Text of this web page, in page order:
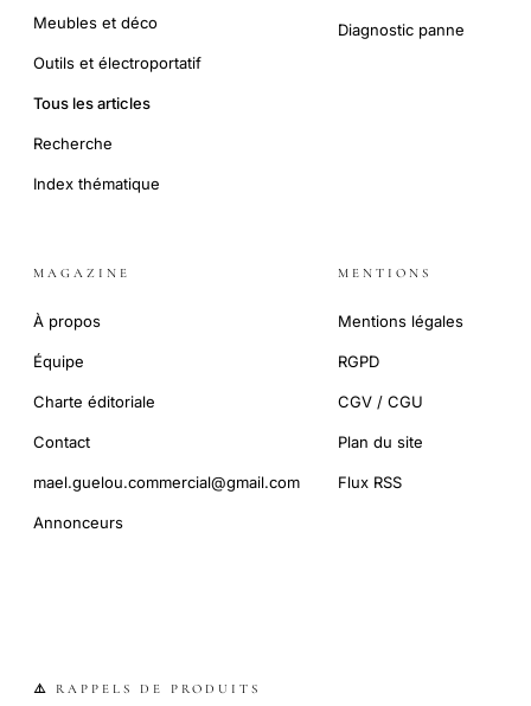
Meubles et déco
Outils et électroportatif
Tous les articles
Recherche
Index thématique
Diagnostic panne
MAGAZINE
À propos
Équipe
Charte éditoriale
Contact
mael.guelou.commercial@gmail.com
Annonceurs
MENTIONS
Mentions légales
RGPD
CGV / CGU
Plan du site
Flux RSS
⚠️ RAPPELS DE PRODUITS